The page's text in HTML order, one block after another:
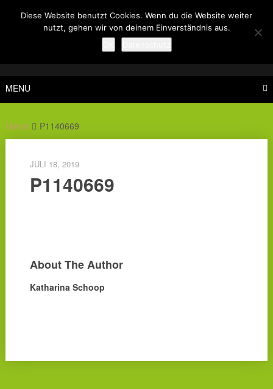
MENU
Home P1140669
JULI 18, 2019
P1140669
About The Author
Katharina Schoop
Diese Website benutzt Cookies. Wenn du die Website weiter
nutzt, gehen wir von deinem Einverständnis aus.